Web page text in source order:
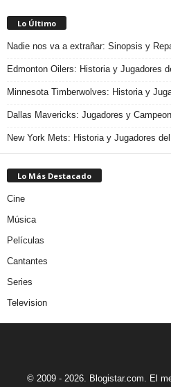
Lo Último
Nadie nos va a extrañar: Sinopsis y
Edmonton Oilers: Historia y Jugadores
Minnesota Timberwolves: Historia y
Dallas Mavericks: Jugadores y
New York Mets: Historia y Jugadores
Lo Más Destacado
Cine
Música
Películas
Cantantes
Series
Television
© 2009 - 2026. Blogistar.com. El